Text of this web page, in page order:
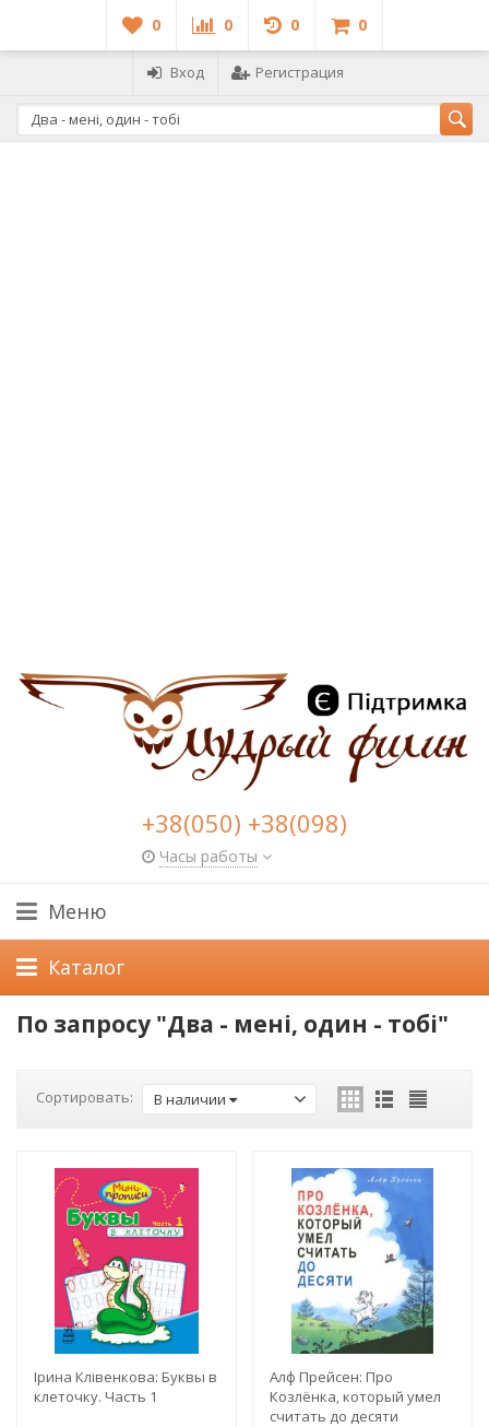
0 0 0 0
Вход Регистрация
+38(050) +38(098)
Часы работы
Меню
Каталог
По запросу "Два - мені, один - тобі"
Сортировать: В наличии
Ірина Клівенкова: Буквы в
клеточку. Часть 1
Алф Прейсен: Про
Козлёнка, который умел
считать до десяти